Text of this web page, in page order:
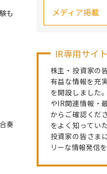
も
奏
メディア掲載
IR専用サイ
株主・投資家の
有益な情報を充
を開設しました
やIR関連情報・
からご確認くだ
をよく知ってい
投資家の皆さま
リーな情報発信